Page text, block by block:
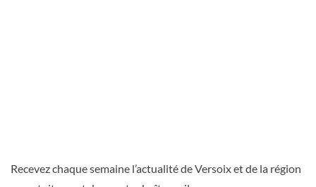
Recevez chaque semaine l’actualité de Versoix et de la région